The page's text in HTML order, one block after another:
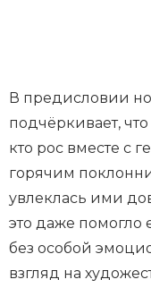
В предисловии
подчёркивает,
кто рос вместе с
горячим
увлеклась ими
это даже помогло
без особой
взгляд на